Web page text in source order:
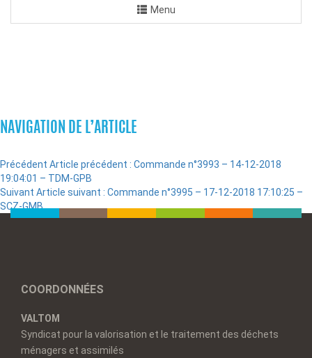
Menu
NAVIGATION DE L’ARTICLE
Précédent Article précédent : Commande n°3993 – 14-12-2018
19:04:01 – TDM-GPB
Suivant Article suivant : Commande n°3995 – 17-12-2018 17:10:25 –
SCZ-GMB
COORDONNÉES
VALTOM
Syndicat pour la valorisation et le traitement des déchets
ménagers et assimilés